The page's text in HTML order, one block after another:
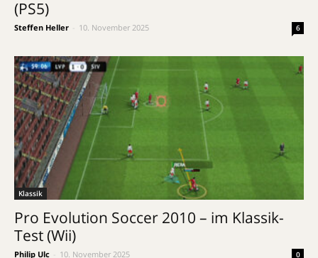
(PS5)
Steffen Heller 10. November 2025 6
Klassik
Pro Evolution Soccer 2010 – im Klassik-
Test (Wii)
Philip Ulc 10. November 2025 0